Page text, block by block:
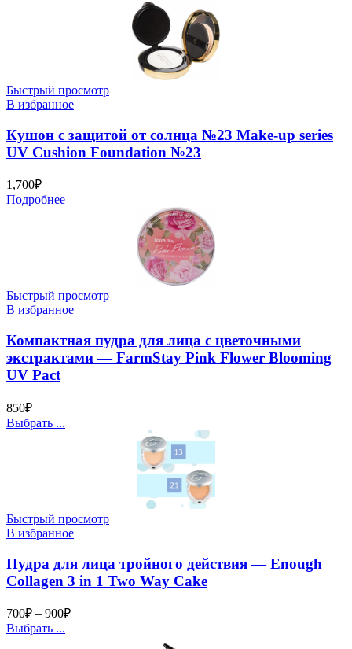
Быстрый просмотр
В избранное
Кушон с защитой от солнца №23 Make-up series
UV Cushion Foundation №23
1,700₽
Подробнее
Быстрый просмотр
В избранное
Компактная пудра для лица с цветочными
экстрактами — FarmStay Pink Flower Blooming
UV Pact
850₽
Выбрать ...
Быстрый просмотр
В избранное
Пудра для лица тройного действия — Enough
Collagen 3 in 1 Two Way Cake
700₽ – 900₽
Выбрать ...